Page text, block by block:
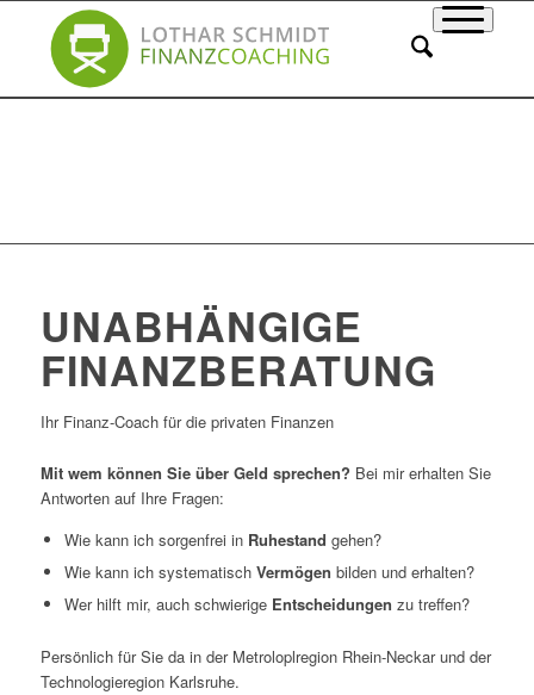
UNABHÄNGIGE
FINANZBERATUNG
Ihr Finanz-Coach für die privaten Finanzen
Mit wem können Sie über Geld sprechen? Bei mir erhalten Sie
Antworten auf Ihre Fragen:
Wie kann ich sorgenfrei in Ruhestand gehen?
Wie kann ich systematisch Vermögen bilden und erhalten?
Wer hilft mir, auch schwierige Entscheidungen zu treffen?
Persönlich für Sie da in der Metroloplregion Rhein-Neckar und der
Technologieregion Karlsruhe.